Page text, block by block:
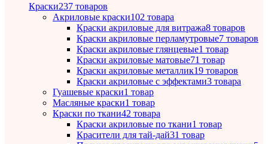
Краски237 товаров
Акриловые краски102 товара
Краски акриловые для витража8 товаров
Краски акриловые перламутровые7 товаров
Краски акриловые глянцевые1 товар
Краски акриловые матовые71 товар
Краски акриловые металлик19 товаров
Краски акриловые с эффектами3 товара
Гуашевые краски1 товар
Масляные краски1 товар
Краски по ткани42 товара
Краски акриловые по ткани1 товар
Красители для тай-дай31 товар